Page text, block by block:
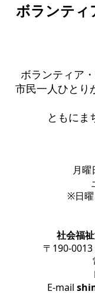
ボランティ
ボランティア
市民一人ひとり
ともにま
月曜
※日曜
社会福
〒190-
E-mail